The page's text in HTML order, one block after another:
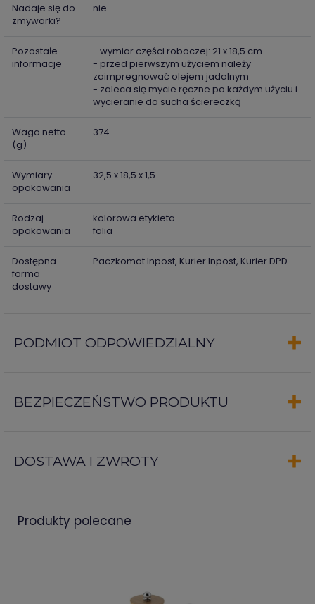
Nadaje się do
zmywarki?
nie
Pozostałe
informacje
- wymiar części roboczej: 21 x 18,5 cm
- przed pierwszym użyciem należy
zaimpregnować olejem jadalnym
- zaleca się mycie ręczne po każdym użyciu i
wycieranie do sucha ściereczką
Waga netto
(g)
374
Wymiary
opakowania
32,5 x 18,5 x 1,5
Rodzaj
opakowania
kolorowa etykieta
folia
Dostępna
forma
dostawy
Paczkomat Inpost, Kurier Inpost, Kurier DPD
PODMIOT ODPOWIEDZIALNY
BEZPIECZEŃSTWO PRODUKTU
DOSTAWA I ZWROTY
produkty polecane